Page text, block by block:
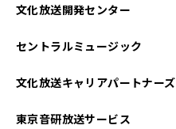
文化放送開発センター
セントラルミュージック
文化放送キャリアパートナーズ
東京音研放送サービス